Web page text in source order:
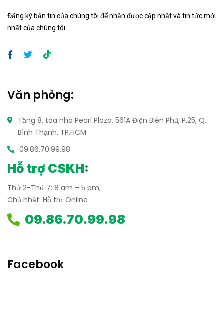
Đăng ký bản tin của chúng tôi để nhận được cập nhật và tin tức mới
nhất của chúng tôi
Văn phòng:
Tầng 8, tòa nhà Pearl Plaza, 561A Điện Biên Phủ, P.25, Q.
Bình Thạnh, TP.HCM
09.86.70.99.98
Hỗ trợ CSKH:
Thứ 2-Thứ 7: 8 am – 5 pm,
Chủ nhật: Hỗ trợ Online
09.86.70.99.98
Facebook